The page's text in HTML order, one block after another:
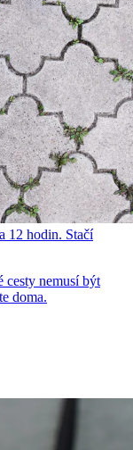
12 hodin. Stačí
cesty nemusí být
doma.